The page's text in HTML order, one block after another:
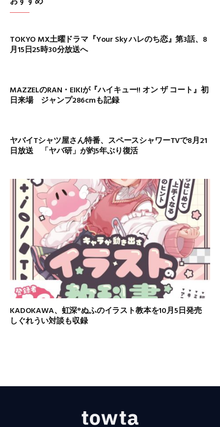
TOKYO MX土曜ドラマ『Your Sky ハレのち恋』第3話、8
月15日25時30分放送へ
MAZZELのRAN・EIKIが『ハイキュー!! オン ザ コート』初
日来場 ジャンプ286cmも記録
ヤバイTシャツ屋さん特番、スペースシャワーTVで8月21
日放送 「ヤバ研」が約5年ぶり復活
KADOKAWA、虹深°ぬふのイラスト教本を10月5日発売
しぐれうい対談も収録